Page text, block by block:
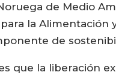
de Medio
la Alimentación
de
que la liberación